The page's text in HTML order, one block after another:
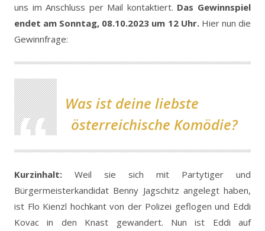
uns im Anschluss per Mail kontaktiert. Das Gewinnspiel
endet am Sonntag, 08.10.2023 um 12 Uhr.Hier nun die
Gewinnfrage:
Was ist deine liebste
österreichische Komödie?
Kurzinhalt: Weil sie sich mit Partytiger und
Bürgermeisterkandidat Benny Jagschitz angelegt haben,
ist Flo Kienzl hochkant von der Polizei geflogen und Eddi
Kovac in den Knast gewandert. Nun ist Eddi auf